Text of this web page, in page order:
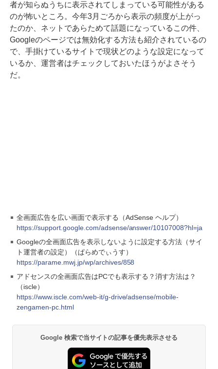
者が知らぬうちに表示されてしまっている可能性がある
のが怖いところ。今年3月ごろから表示の頻度が上がっ
たのか、ネットであらためて話題になっているこの件、
Googleのページでは無効化する方法も紹介されているの
で、手掛けているサイトで現状どのような設定になって
いるか、運営者はチェックしておいたほうがよさそう
だ。
全画面広告を広い画面で表示する（AdSense ヘルプ）
https://support.google.com/adsense/answer/10107008?hl=ja
Googleの全画面広告を表示しないように設定する方法（サイ
ト運営者の設定）（ぱらめでぃうす）
https://parame.mwj.jp/wp/archives/858
アドセンスの全画面広告はPCでも表示する？消す方法は？
（iscle）
https://www.iscle.com/web-it/g-drive/adsense/mobile-
zengamen-pc.html
Google 検索で当サイトの記事を優先表示させる